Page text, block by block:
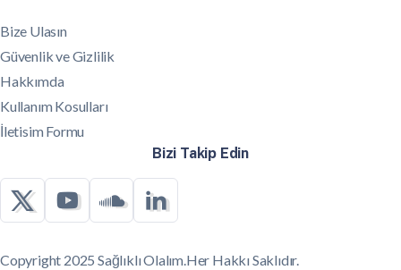
Bize Ulasın
Güvenlik ve Gizlilik
Hakkımda
Kullanım Kosulları
İletisim Formu
Bizi Takip Edin
Copyright 2025 Sağlıklı Olalım.Her Hakkı Saklıdır.